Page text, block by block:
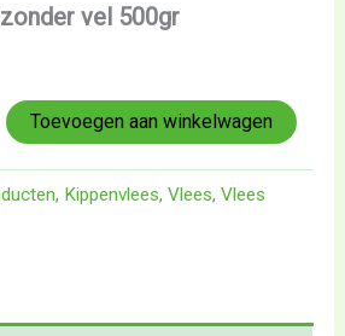
vel 500gr
Toevoegen aan winkelwagen
, Kippenvlees,Vlees,Vlees